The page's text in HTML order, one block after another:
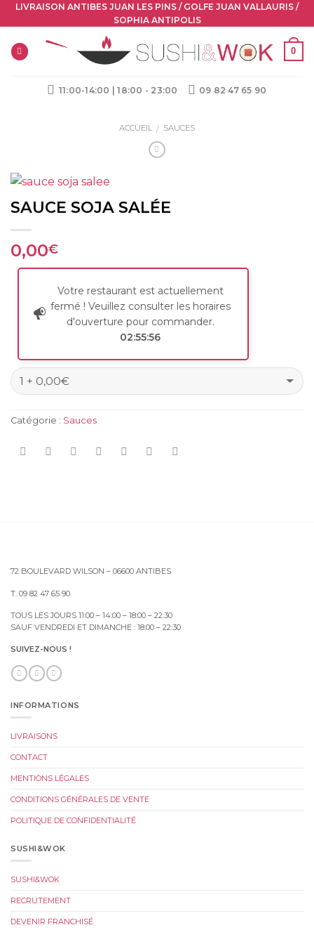
Skip
to
content
LIVRAISON ANTIBES JUAN LES PINS / GOLFE JUAN VALLAURIS /
SOPHIA ANTIPOLIS
0
11:00-14:00 | 18:00 - 23:00 09 82 47 65 90
ACCUEIL / SAUCES
SAUCE SOJA SALÉE
0,00€
Votre restaurant est actuellement
fermé ! Veuillez consulter les horaires
d'ouverture pour commander.
02:55:56
Catégorie : Sauces
72 BOULEVARD WILSON – 06600 ANTIBES
T. 09 82 47 65 90
TOUS LES JOURS 11:00 – 14:00 – 18:00 – 22:30
SAUF VENDREDI ET DIMANCHE : 18:00 – 22:30
SUIVEZ-NOUS !
INFORMATIONS
LIVRAISONS
CONTACT
MENTIONS LÉGALES
CONDITIONS GÉNÉRALES DE VENTE
POLITIQUE DE CONFIDENTIALITÉ
SUSHI&WOK
SUSHI&WOK
RECRUTEMENT
DEVENIR FRANCHISÉ